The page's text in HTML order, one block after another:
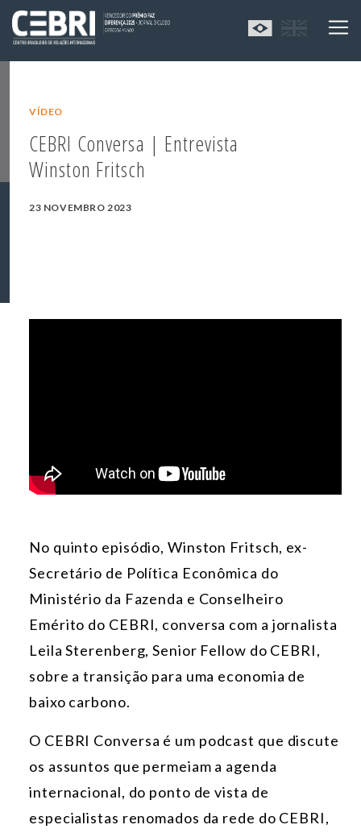
VÍDEO
CEBRI Conversa | Entrevista
Winston Fritsch
23 NOVEMBRO 2023
No quinto episódio, Winston Fritsch, ex-
Secretário de Política Econômica do
Ministério da Fazenda e Conselheiro
Emérito do CEBRI, conversa com a jornalista
Leila Sterenberg, Senior Fellow do CEBRI,
sobre a transição para uma economia de
baixo carbono.
O CEBRI Conversa é um podcast que discute
os assuntos que permeiam a agenda
internacional, do ponto de vista de
especialistas renomados da rede do CEBRI,